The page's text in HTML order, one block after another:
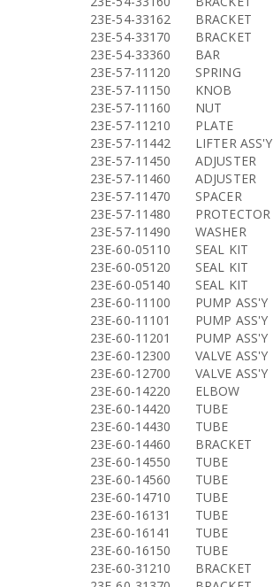
23E-54-33162
BRACKET
23E-54-33170
BRACKET
23E-54-33360
BAR
23E-57-11120
SPRING
23E-57-11150
KNOB
23E-57-11160
NUT
23E-57-11210
PLATE
23E-57-11442
LIFTER ASS'Y
23E-57-11450
ADJUSTER
23E-57-11460
ADJUSTER
23E-57-11470
SPACER
23E-57-11480
PROTECTOR
23E-57-11490
WASHER
23E-60-05110
SEAL KIT
23E-60-05120
SEAL KIT
23E-60-05140
SEAL KIT
23E-60-11100
PUMP ASS'Y
23E-60-11101
PUMP ASS'Y
23E-60-11201
PUMP ASS'Y
23E-60-12300
VALVE ASS'Y
23E-60-12700
VALVE ASS'Y
23E-60-14220
ELBOW
23E-60-14420
TUBE
23E-60-14430
TUBE
23E-60-14460
BRACKET
23E-60-14550
TUBE
23E-60-14560
TUBE
23E-60-14710
TUBE
23E-60-16131
TUBE
23E-60-16141
TUBE
23E-60-16150
TUBE
23E-60-31210
BRACKET